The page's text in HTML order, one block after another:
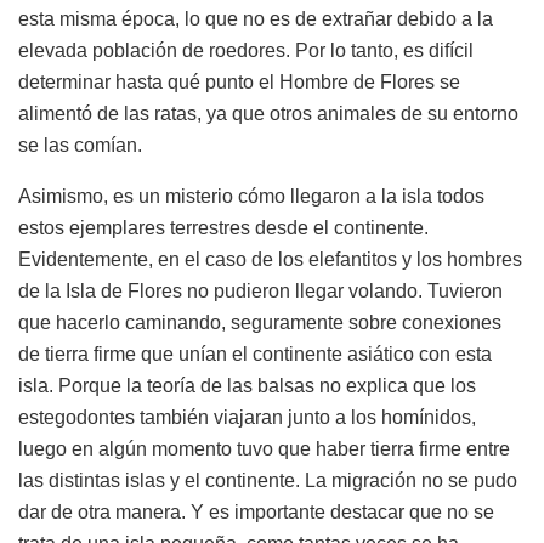
esta misma época, lo que no es de extrañar debido a la
elevada población de roedores. Por lo tanto, es difícil
determinar hasta qué punto el Hombre de Flores se
alimentó de las ratas, ya que otros animales de su entorno
se las comían.
Asimismo, es un misterio cómo llegaron a la isla todos
estos ejemplares terrestres desde el continente.
Evidentemente, en el caso de los elefantitos y los hombres
de la Isla de Flores no pudieron llegar volando. Tuvieron
que hacerlo caminando, seguramente sobre conexiones
de tierra firme que unían el continente asiático con esta
isla. Porque la teoría de las balsas no explica que los
estegodontes también viajaran junto a los homínidos,
luego en algún momento tuvo que haber tierra firme entre
las distintas islas y el continente. La migración no se pudo
dar de otra manera. Y es importante destacar que no se